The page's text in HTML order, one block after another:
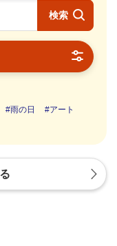
検索
#雨の日
#アート